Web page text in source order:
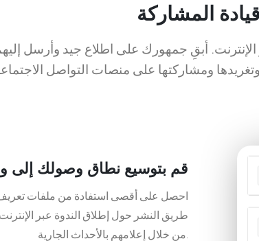
قيادة المشاركة
أبقِ جمهورك على اطلاع جيد وأرسل
قم بتوسيع نطاق وصولك إلى
احصل على أقصى استفادة من ملفات تعريف
طريق النشر حول إطلاق الندوة عبر
من خلال إعلامهم بالأحداث الجارية.